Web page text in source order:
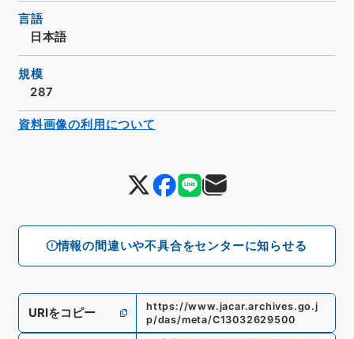
情報の間違いや不具合をセンターに知らせる
言語
日本語
規模
287
URIをコピー
https://www.jacar.archives.go.j
p/das/meta/C13032629500
資料画像の利用について